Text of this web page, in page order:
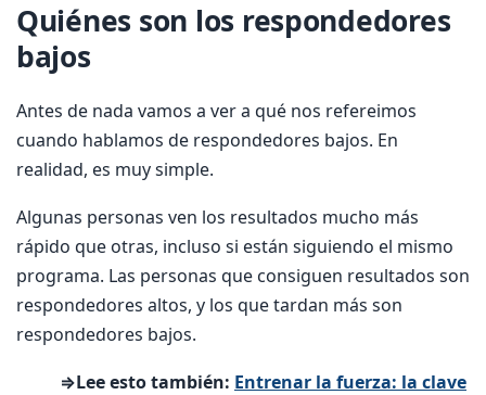
Quiénes son los respondedores
bajos
Antes de nada vamos a ver a qué nos refereimos
cuando hablamos de respondedores bajos. En
realidad, es muy simple.
Algunas personas ven los resultados mucho más
rápido que otras, incluso si están siguiendo el mismo
programa. Las personas que consiguen resultados son
respondedores altos, y los que tardan más son
respondedores bajos.
⇒Lee esto también: Entrenar la fuerza: la clave